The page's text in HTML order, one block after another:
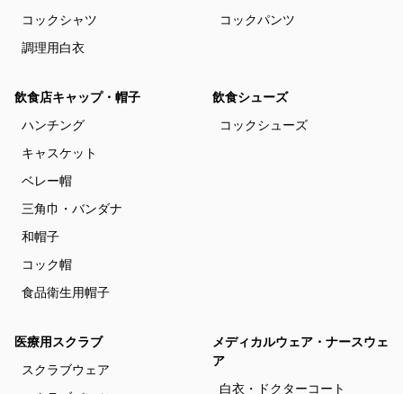
コックシャツ
調理用白衣
コックパンツ
飲食店キャップ・帽子
ハンチング
キャスケット
ベレー帽
三角巾・バンダナ
和帽子
コック帽
食品衛生用帽子
飲食シューズ
コックシューズ
医療用スクラブ
スクラブウェア
メディカルウェア・ナースウェ
ア
白衣・ドクターコート